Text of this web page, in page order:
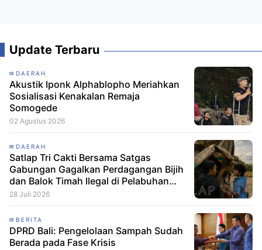
Update Terbaru
DAERAH
Akustik Iponk Alphablopho Meriahkan
Sosialisasi Kenakalan Remaja
Somogede
02 Agustus 2026
DAERAH
Satlap Tri Cakti Bersama Satgas
Gabungan Gagalkan Perdagangan Bijih
dan Balok Timah Ilegal di Pelabuhan
Pelindo Belitung
28 Juli 2026
BERITA
DPRD Bali: Pengelolaan Sampah Sudah
Berada pada Fase Krisis